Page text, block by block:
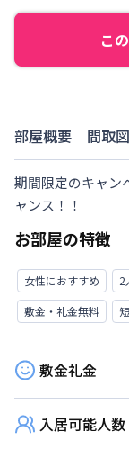
こ
部屋概要 間取
期間限定のキャン
ャンス！！
お部屋の特徴
女性におすすめ 2
敷金・礼金無料
敷金礼金
入居可能人数